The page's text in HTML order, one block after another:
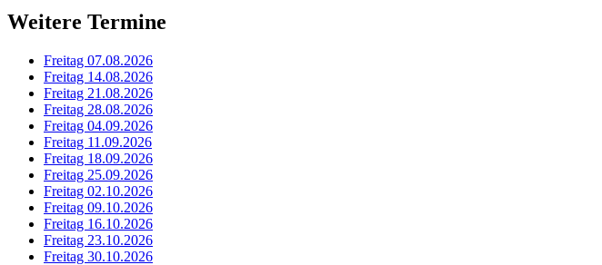
Weitere Termine
Freitag 07.08.2026
Freitag 14.08.2026
Freitag 21.08.2026
Freitag 28.08.2026
Freitag 04.09.2026
Freitag 11.09.2026
Freitag 18.09.2026
Freitag 25.09.2026
Freitag 02.10.2026
Freitag 09.10.2026
Freitag 16.10.2026
Freitag 23.10.2026
Freitag 30.10.2026